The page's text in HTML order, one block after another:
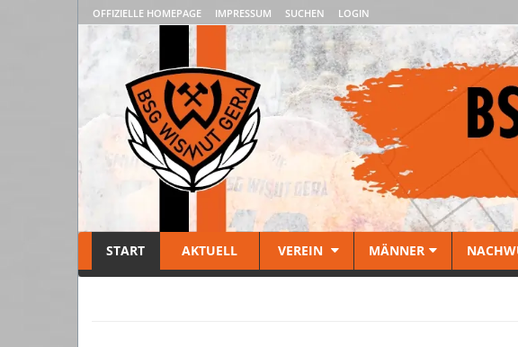
OFFIZIELLE HOMEPAGE IMPRESSUM SUCHEN LOGIN
START AKTUELL VEREIN MÄNNER